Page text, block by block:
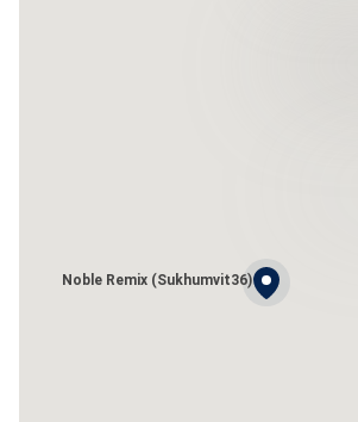
Noble Remix (Sukhumvit36)